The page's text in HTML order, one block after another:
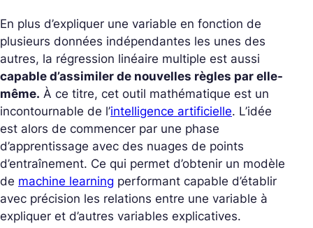
En plus d’expliquer une variable en fonction de
plusieurs données indépendantes les unes des
autres, la régression linéaire multiple est aussi
capable d’assimiler de nouvelles règles par elle-
même. À ce titre, cet outil mathématique est un
incontournable de l’intelligence artificielle. L’idée
est alors de commencer par une phase
d’apprentissage avec des nuages de points
d’entraînement. Ce qui permet d’obtenir un modèle
de machine learning performant capable d’établir
avec précision les relations entre une variable à
expliquer et d’autres variables explicatives.